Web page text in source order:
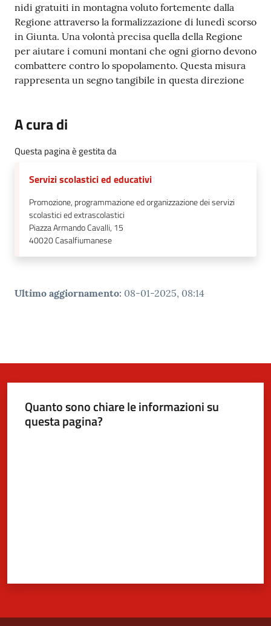
nidi gratuiti in montagna voluto fortemente dalla
Regione attraverso la formalizzazione di lunedì scorso
in Giunta. Una volontà precisa quella della Regione
per aiutare i comuni montani che ogni giorno devono
combattere contro lo spopolamento. Questa misura
rappresenta un segno tangibile in questa direzione
A cura di
Questa pagina è gestita da
Servizi scolastici ed educativi
Promozione, programmazione ed organizzazione dei servizi
scolastici ed extrascolastici
Piazza Armando Cavalli, 15
40020Casalfiumanese
Ultimo aggiornamento: 08-01-2025, 08:14
Quanto sono chiare le informazioni su
questa pagina?